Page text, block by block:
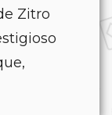
Zitro